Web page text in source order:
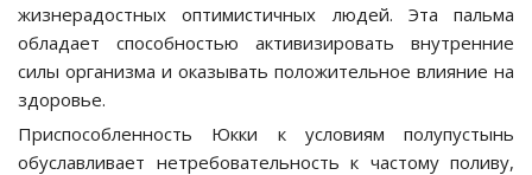
жизнерадостных оптимистичных людей. Эта пальма
обладает способностью активизировать внутренние
силы организма и оказывать положительное влияние на
здоровье.
Приспособленность Юкки к условиям полупустынь
обуславливает нетребовательность к частому поливу,